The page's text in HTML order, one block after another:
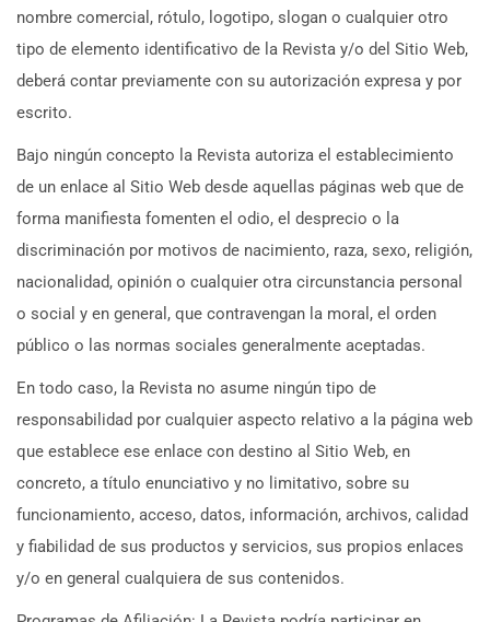
nombre comercial, rótulo, logotipo, slogan o cualquier otro
tipo de elemento identificativo de la Revista y/o del Sitio Web,
deberá contar previamente con su autorización expresa y por
escrito.
Bajo ningún concepto la Revista autoriza el establecimiento
de un enlace al Sitio Web desde aquellas páginas web que de
forma manifiesta fomenten el odio, el desprecio o la
discriminación por motivos de nacimiento, raza, sexo, religión,
nacionalidad, opinión o cualquier otra circunstancia personal
o social y en general, que contravengan la moral, el orden
público o las normas sociales generalmente aceptadas.
En todo caso, la Revista no asume ningún tipo de
responsabilidad por cualquier aspecto relativo a la página web
que establece ese enlace con destino al Sitio Web, en
concreto, a título enunciativo y no limitativo, sobre su
funcionamiento, acceso, datos, información, archivos, calidad
y fiabilidad de sus productos y servicios, sus propios enlaces
y/o en general cualquiera de sus contenidos.